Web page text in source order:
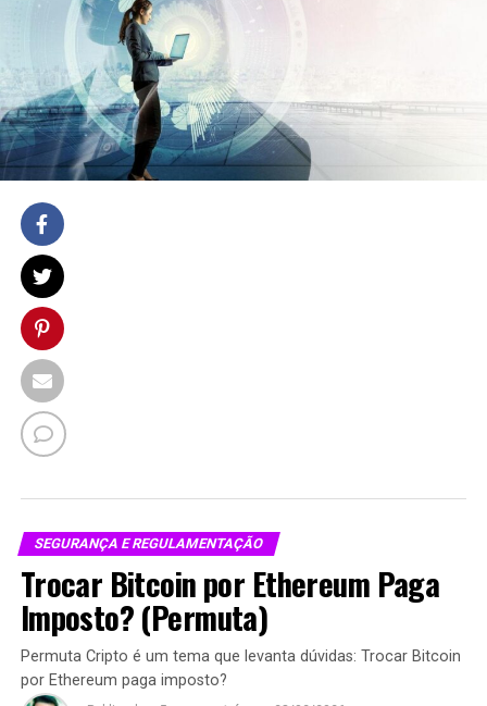
SEGURANÇA E REGULAMENTAÇÃO
Trocar Bitcoin por Ethereum Paga
Imposto? (Permuta)
Permuta Cripto é um tema que levanta dúvidas: Trocar Bitcoin
por Ethereum paga imposto?